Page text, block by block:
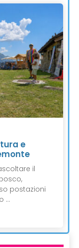
e
il
postazioni
...